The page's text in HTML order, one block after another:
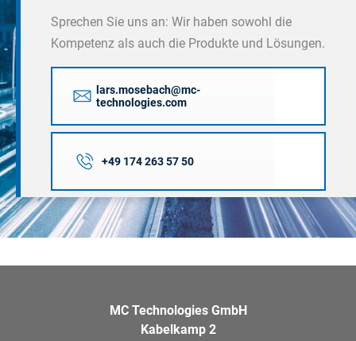
Sprechen Sie uns an: Wir haben sowohl die
Kompetenz als auch die Produkte und Lösungen.
lars.mosebach@mc-
technologies.com
+49 174 263 57 50
MC Technologies GmbH
Kabelkamp 2